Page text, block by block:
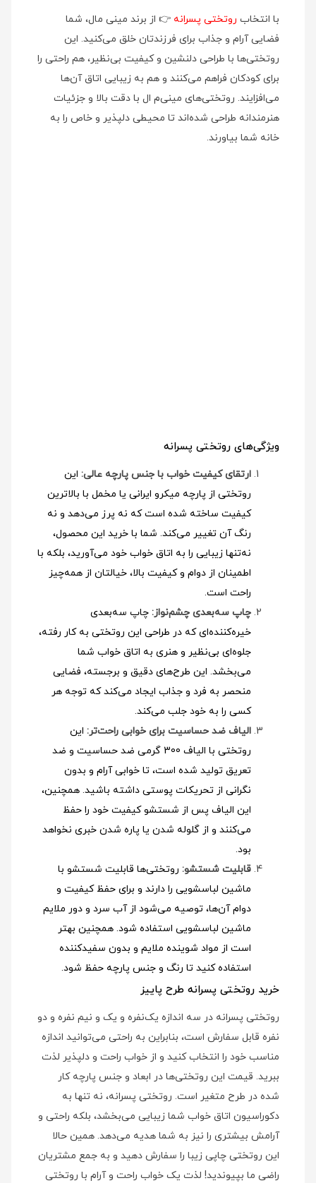
با انتخاب روتختی پسرانه 👉 از برند مینی‌ مال، شما
فضایی آرام و جذاب برای فرزندتان خلق می‌کنید. این
روتختی‌ها با طراحی دلنشین و کیفیت بی‌نظیر، هم راحتی را
برای کودکان فراهم می‌کنند و هم به زیبایی اتاق آن‌ها
می‌افزایند. روتختی‌های مینی‌م ال با دقت بالا و جزئیات
هنرمندانه طراحی شده‌اند تا محیطی دلپذیر و خاص را به
خانه شما بیاورند.
ویژگی‌های روتختی پسرانه
ارتقای کیفیت خواب با جنس پارچه عالی: این
روتختی از پارچه میکرو ایرانی یا مخمل با بالاترین
کیفیت ساخته شده است که نه پرز می‌دهد و نه
رنگ آن تغییر می‌کند. شما با خرید این محصول،
نه‌تنها زیبایی را به اتاق خواب خود می‌آورید، بلکه با
اطمینان از دوام و کیفیت بالا، خیالتان از همه‌چیز
راحت است.
چاپ سه‌بعدی چشم‌نواز: چاپ سه‌بعدی
خیره‌کننده‌ای که در طراحی این روتختی به کار رفته،
جلوه‌ای بی‌نظیر و هنری به اتاق خواب شما
می‌بخشد. این طرح‌های دقیق و برجسته، فضایی
منحصر به فرد و جذاب ایجاد می‌کند که توجه هر
کسی را به خود جلب می‌کند.
الیاف ضد حساسیت برای خوابی راحت‌تر: این
روتختی با الیاف 300 گرمی ضد حساسیت و ضد
تعریق تولید شده است، تا خوابی آرام و بدون
نگرانی از تحریکات پوستی داشته باشید. همچنین،
این الیاف پس از شستشو کیفیت خود را حفظ
می‌کنند و از گلوله شدن یا پاره شدن خبری نخواهد
بود.
قابلیت شستشو: روتختی‌ها قابلیت شستشو با
ماشین لباسشویی را دارند و برای حفظ کیفیت و
دوام آن‌ها، توصیه می‌شود از آب سرد و دور ملایم
ماشین لباسشویی استفاده شود. همچنین بهتر
است از مواد شوینده ملایم و بدون سفیدکننده
استفاده کنید تا رنگ و جنس پارچه حفظ شود.
خرید روتختی پسرانه طرح پاییز
روتختی پسرانه در سه اندازه یک‌نفره و یک و نیم نفره و دو
نفره قابل سفارش است، بنابراین به راحتی می‌توانید اندازه
مناسب خود را انتخاب کنید و از خواب راحت و دلپذیر لذت
ببرید. قیمت این روتختی‌ها در ابعاد و جنس پارچه کار
شده در طرح متغیر است. روتختی پسرانه، نه تنها به
دکوراسیون اتاق خواب شما زیبایی می‌بخشد، بلکه راحتی و
آرامش بیشتری را نیز به شما هدیه می‌دهد. همین حالا
این روتختی چاپی زیبا را سفارش دهید و به جمع مشتریان
راضی ما بپیوندید! لذت یک خواب راحت و آرام با روتختی